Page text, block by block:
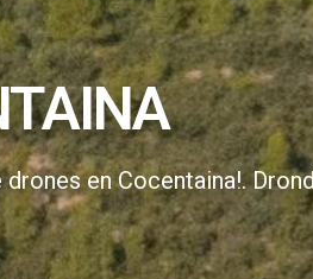
en Cocentaina!.